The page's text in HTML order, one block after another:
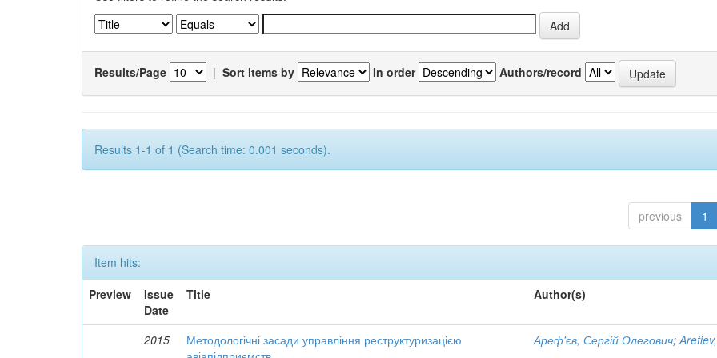
Results/Page | Sort items by In order Authors/record
Results 1-1 of 1 (Search time: 0.001 seconds).
previous 1
Item hits:
Preview
Issue
Date
Title Author(s)
2015
Методологічні засади управління реструктуризацією
Ареф'єв, Сергій Олегович;